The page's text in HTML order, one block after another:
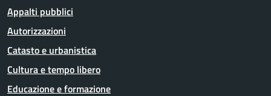
Appalti pubblici
Autorizzazioni
Catasto e urbanistica
Cultura e tempo libero
Educazione e formazione